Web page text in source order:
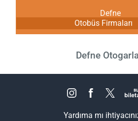
Defne
Otobüs Firmaları
Defne
Yardıma mı